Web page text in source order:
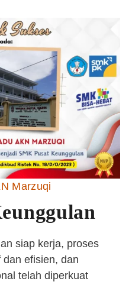
Marzuqi
siap kerja, proses
efisien, dan
telah diperkuat